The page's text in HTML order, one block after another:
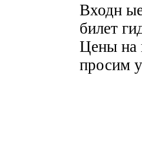
Входн
билет
Цены на
просим